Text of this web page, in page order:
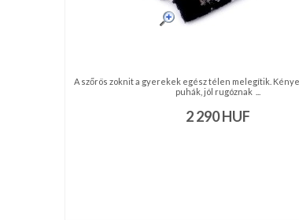
DÍSZDOBOZOS
A szőrös zoknit a gyerekek egész télen melegítik.
puhák, jól rugóznak ...
2 290HUF